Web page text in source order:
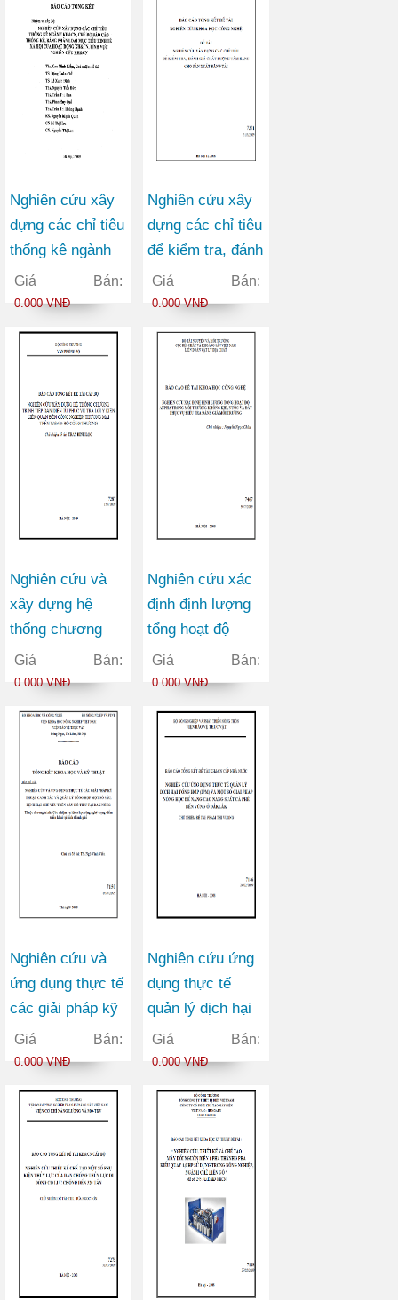
Nghiên cứu xây
dựng các chỉ tiêu
thống kê ngành
KHCN, chế độ
báo cáo tống kê,
mục tiêu kinh tế
động nghiên cứu
KHCN, lĩnh vực
Giá Bán:
0.000 VNĐ
Nghiên cứu xây
dựng các chỉ tiêu
để kiểm tra, đánh
giá chất lượng
tấm băng cho
Giá Bán:
0.000 VNĐ
Nghiên cứu và
xây dựng hệ
thống chương
trình tiếp dân
điện tử phục vụ
quan đến công
mại trên Website
của Bộ Công
Giá Bán:
0.000 VNĐ
Nghiên cứu xác
định định lượng
tổng hoạt độ
anpha trong môi
trường không
phục vụ điều tra
trường
Giá Bán:
0.000 VNĐ
Nghiên cứu và
ứng dụng thực tế
các giải pháp kỹ
thuật canh tác và
quản lý tổng hợp
hại chủ yếu trên
Đăk Nông
Giá Bán:
0.000 VNĐ
Nghiên cứu ứng
dụng thực tế
quản lý dịch hại
tổng hợp (IPM)
và một số giải
nâng cao năng
suất cà phê bền
vững ở Đăk Lăk
Giá Bán:
0.000 VNĐ